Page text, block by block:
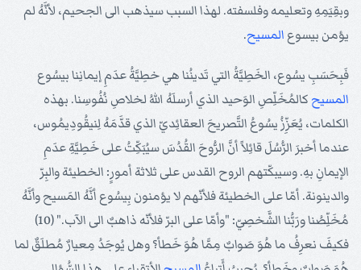
وبقِيَمِهِ وتعليمه وفلسفته. لهذا السبب سيذهب الى الجحيم، لأنَّهُ لم
يؤمن بيسوع المسيح.
فَبِحَسَبِ يسُوع، الخَطِيَّةُ التي تَدينُنا هي خطِيَّةُ عدَمِ إيمانِنا بيسُوع
المسيح كالمُخَلِّصِ الوَحيد الذي أرسلَهُ اللهُ لخلاصِ نُفُوسِنا. بهذه
الكلمات، يُعَزِّزُ يسُوعُ التَّصريحَ العقائِديّ الذي قدَّمَهُ لِنيقُودِيمُوس،
عندما أخبرَ الرُّسُلَ قائِلاً أنَّ الرُّوحَ القُدُسَ سيُبَكِّتُ على خَطِيَّةِ عدَمِ
الإيمانِ بهِ. وسيبكّتهم الروح القدس على ثلاثة أمورٍ: الخطيئة والبِرّ
والدينونة. أمّا على الخطيئة فلأنّهم لا يؤمنون بِيسُوع أنَّهُ المَسيح وأنَّهُ
مُخَلِّصُنا ورَبُّنا الشَّخصِيّ: "وأمّا على البرّ فلأنّه ذاهبٌ الى الآب." (10)
فكيفَ نعرِفُ ما هُوَ صَوابٌ مِمَّا هُوَ خَطأ؟ وهل يُوجَدُ مِعيارٌ مُطلَقٌ لما